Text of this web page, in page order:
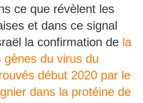
ce que révèlent les
et dans ce signal
la confirmation de la
gènes du virus du
début 2020 par le
dans la protéine de